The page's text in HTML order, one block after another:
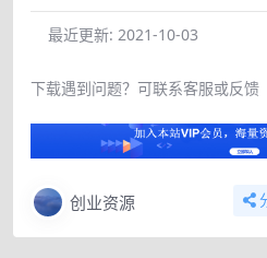
最近更新: 2021-10-03
下载遇到问题？可联系客服或反馈
创业资源